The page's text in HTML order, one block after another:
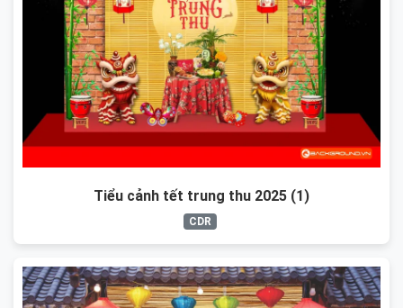
Tiểu cảnh tết trung thu 2025 (1)
CDR